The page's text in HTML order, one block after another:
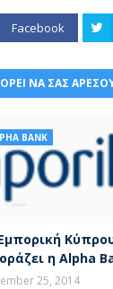
Facebook
ΝΑ ΣΑΣ
BANK
η Alpha
25, 2014